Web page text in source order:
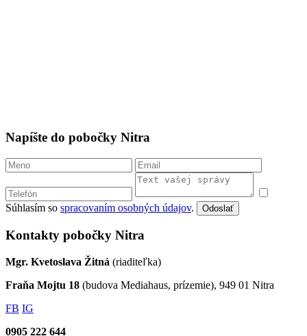
Napíšte do pobočky Nitra
Súhlasím so spracovaním osobných údajov. Odoslať
Kontakty pobočky Nitra
Mgr. Kvetoslava Žitná (riaditeľka)
Fraňa Mojtu 18 (budova Mediahaus, prízemie), 949 01 Nitra
FB IG
0905 222 644